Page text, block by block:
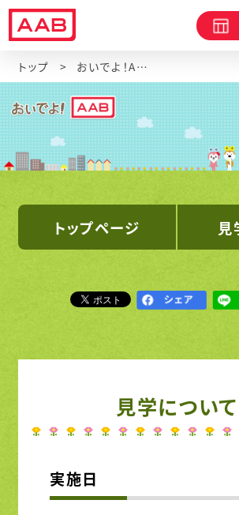
トップ おいでよ！AAB（会社見学）
トップページ 見
見学について
実施日